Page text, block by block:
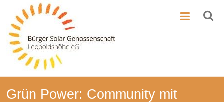
Inhalt
springen
BSG-
Leo
Bürger-
Solar-
Genossenschaft
Leopoldshöhe
Grün Power: Community mit